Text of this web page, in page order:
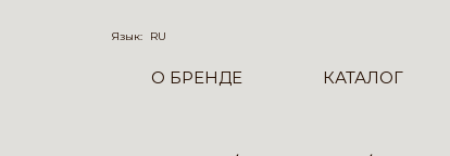
Язык: RU
О БРЕНДЕ КАТАЛОГ